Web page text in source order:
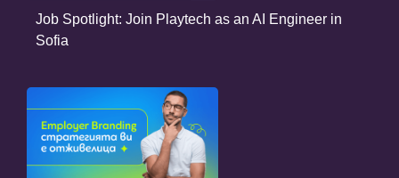
Job Spotlight: Join Playtech as an AI Engineer in
Sofia